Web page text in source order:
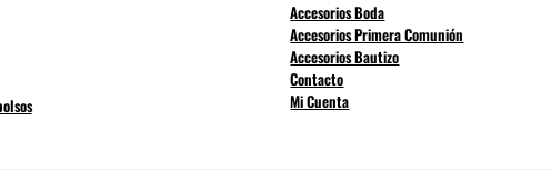
Accesorios Boda
Accesorios Primera Comunión
Accesorios Bautizo
Contacto
Mi Cuenta